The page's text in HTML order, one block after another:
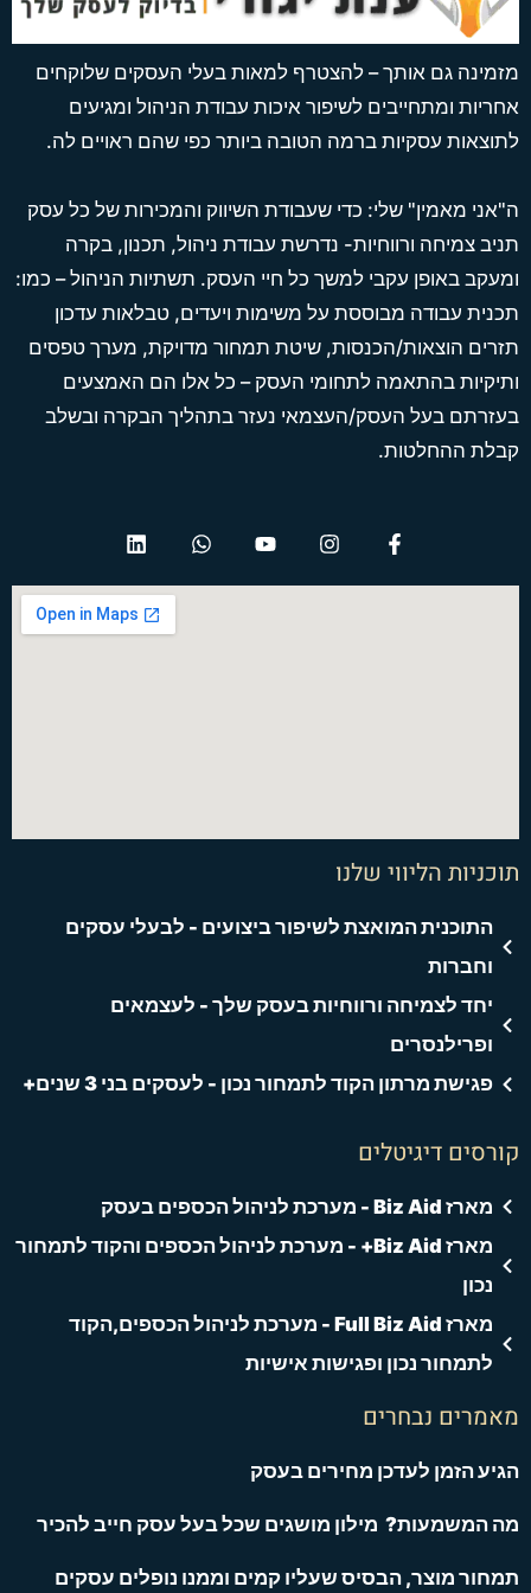
m
מזמינה גם אותך – להצטרף למאות בעלי העסקים שלוקחים
אחריות ומתחייבים לשיפור איכות עבודת הניהול ומגיעים
לתוצאות עסקיות ברמה הטובה ביותר כפי שהם ראויים לה.
ה"אני מאמין" שלי: כדי שעבודת השיווק והמכירות של כל עסק
תניב צמיחה ורווחיות- נדרשת עבודת ניהול, תכנון, בקרה
ומעקב באופן עקבי למשך כל חיי העסק. תשתיות הניהול – כמו:
תכנית עבודה מבוססת על משימות ויעדים, טבלאות עדכון
תזרים הוצאות/הכנסות, שיטת תמחור מדויקת, מערך טפסים
ותיקיות בהתאמה לתחומי העסק – כל אלו הם האמצעים
בעזרתם בעל העסק/העצמאי נעזר בתהליך הבקרה ובשלב
קבלת ההחלטות.
a
e
n
t
o
t
h
t
i
k
e
d
תוכניות הליווי שלנו
התוכנית המואצת לשיפור ביצועים - לבעלי עסקים
וחברות
יחד לצמיחה ורווחיות בעסק שלך - לעצמאים
ופרילנסרים
פגישת מרתון הקוד לתמחור נכון - לעסקים בני 3 שנים+
קורסים דיגיטלים
מארז Biz Aid - מערכת לניהול הכספים בעסק
מארז Biz Aid+ - מערכת לניהול הכספים והקוד לתמחור
נכון
מארז Full Biz Aid - מערכת לניהול הכספים,הקוד
לתמחור נכון ופגישות אישיות
מאמרים נבחרים
הגיע הזמן לעדכן מחירים בעסק
מה המשמעות? מילון מושגים שכל בעל עסק חייב להכיר
תמחור מוצר, הבסיס שעליו קמים וממנו נופלים עסקים